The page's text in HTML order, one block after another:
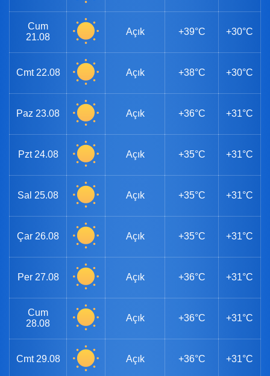
Cum
21.08
Açık +39°C +30°C
Cmt 22.08 Açık +38°C +30°C
Paz 23.08 Açık +36°C +31°C
Pzt 24.08 Açık +35°C +31°C
Sal 25.08 Açık +35°C +31°C
Çar 26.08 Açık +35°C +31°C
Per 27.08 Açık +36°C +31°C
Cum
28.08
Açık +36°C +31°C
Cmt 29.08 Açık +36°C +31°C